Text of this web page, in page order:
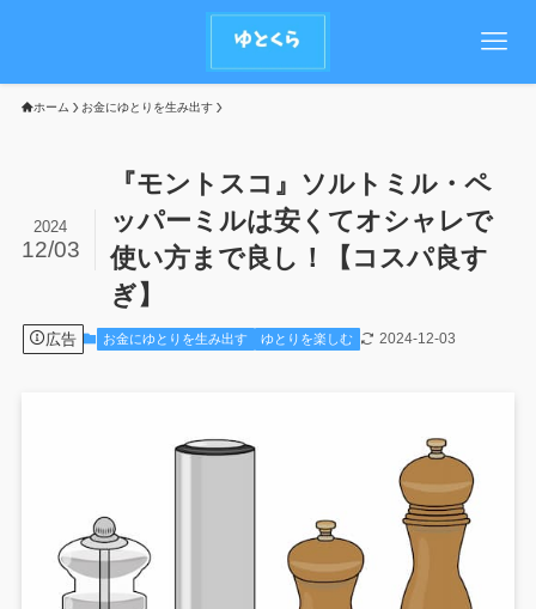
ホーム お金にゆとりを生み出す
『モントスコ』ソルトミル・ペ
ッパーミルは安くてオシャレで
使い方まで良し！【コスパ良す
ぎ】
2024
12/03
広告 お金にゆとりを生み出す ゆとりを楽しむ 2024-12-03